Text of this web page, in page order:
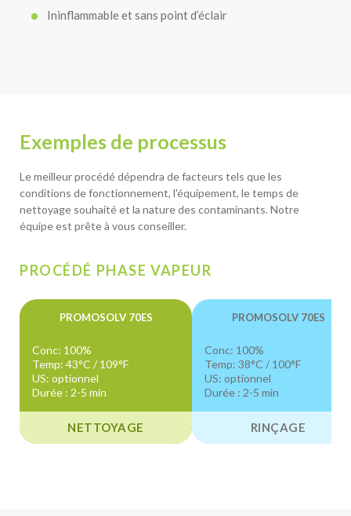
Ininflammable et sans point d’éclair
Exemples de processus
Le meilleur procédé dépendra de facteurs tels que les
conditions de fonctionnement, l'équipement, le temps de
nettoyage souhaité et la nature des contaminants. Notre
équipe est prête à vous conseiller.
PROCÉDÉ PHASE VAPEUR
PROMOSOLV 70ES
Conc: 100%
Temp: 43°C / 109°F
US: optionnel
Durée : 2-5 min
NETTOYAGE
PROMOSOLV 70ES
Conc: 100%
Temp: 38°C / 100°F
US: optionnel
Durée : 2-5 min
RINÇAGE